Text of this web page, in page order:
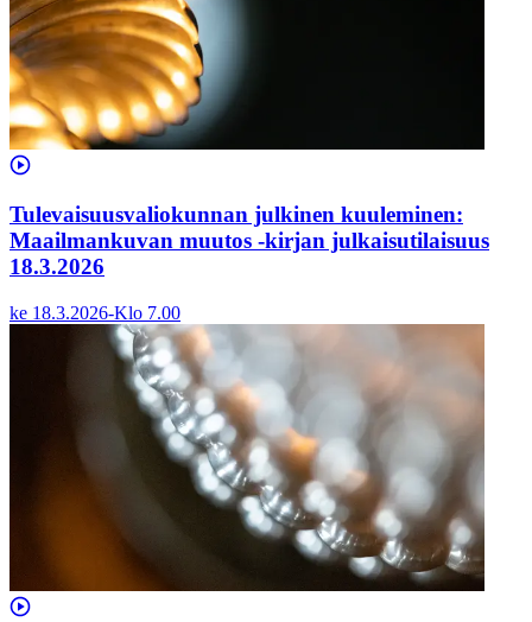
Tulevaisuusvaliokunnan julkinen kuuleminen:
Maailmankuvan muutos -kirjan julkaisutilaisuus
18.3.2026
ke 18.3.2026-Klo 7.00